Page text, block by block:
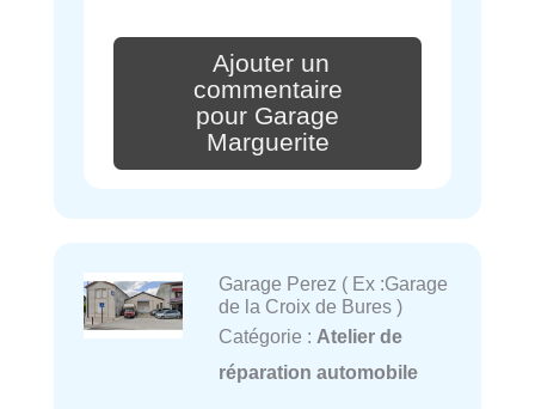
Ajouter un
commentaire
pour Garage
Marguerite
Garage Perez ( Ex :Garage
de la Croix de Bures )
Catégorie : Atelier de
réparation automobile